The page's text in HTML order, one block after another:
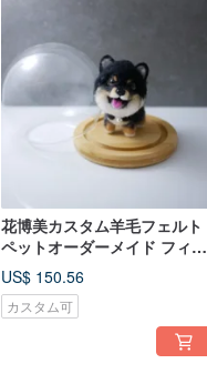
花博美カスタム羊毛フェルト
ペットオーダーメイド フィギ
ュア
US$ 150.56
カスタム可